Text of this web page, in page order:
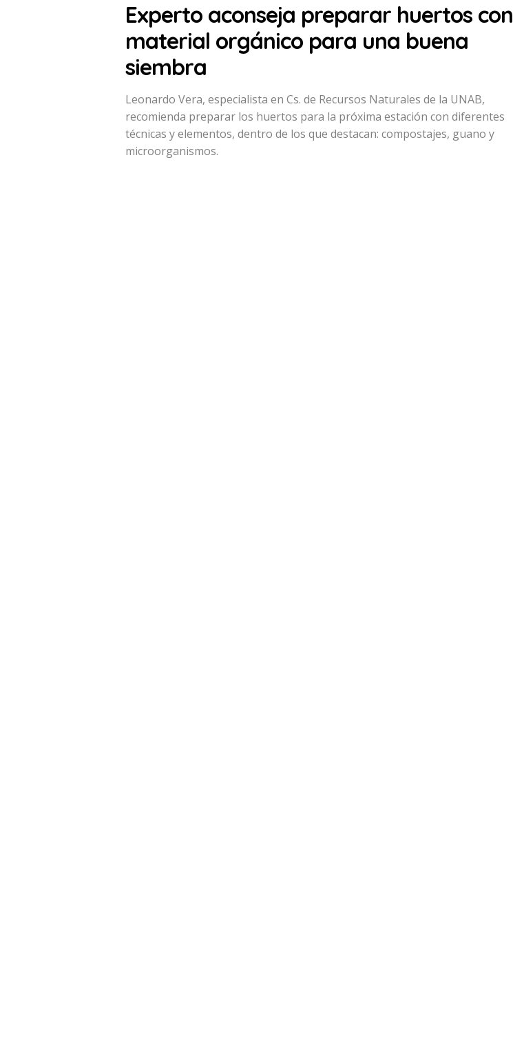
Experto aconseja preparar huertos con
material orgánico para una buena
siembra
Leonardo Vera, especialista en Cs. de Recursos Naturales de la UNAB,
recomienda preparar los huertos para la próxima estación con diferentes
técnicas y elementos, dentro de los que destacan: compostajes, guano y
microorganismos.